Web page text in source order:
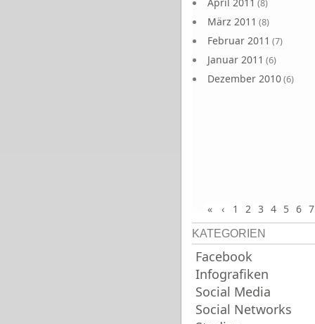
(8)
März 2011 (8)
Februar 2011 (7)
Januar 2011 (6)
Dezember 2010(6)
« ‹ 1 2 3 4 5 6 7
KATEGORIEN
Facebook
Infografiken
Social Media
Social Networks